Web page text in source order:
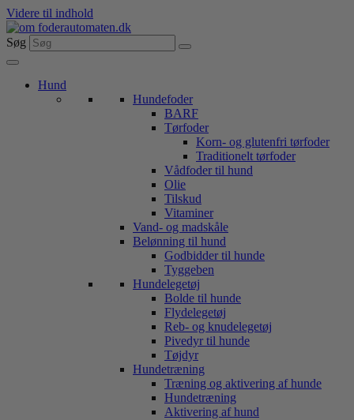
Videre til indhold
Søg
Hund
Hundefoder
BARF
Tørfoder
Korn- og glutenfri tørfoder
Traditionelt tørfoder
Vådfoder til hund
Olie
Tilskud
Vitaminer
Vand- og madskåle
Belønning til hund
Godbidder til hunde
Tyggeben
Hundelegetøj
Bolde til hunde
Flydelegetøj
Reb- og knudelegetøj
Pivedyr til hunde
Tøjdyr
Hundetræning
Træning og aktivering af hunde
Hundetræning
Aktivering af hund